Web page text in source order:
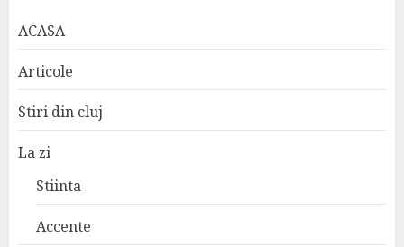
ACASA
Articole
Stiri din cluj
La zi
Stiinta
Accente